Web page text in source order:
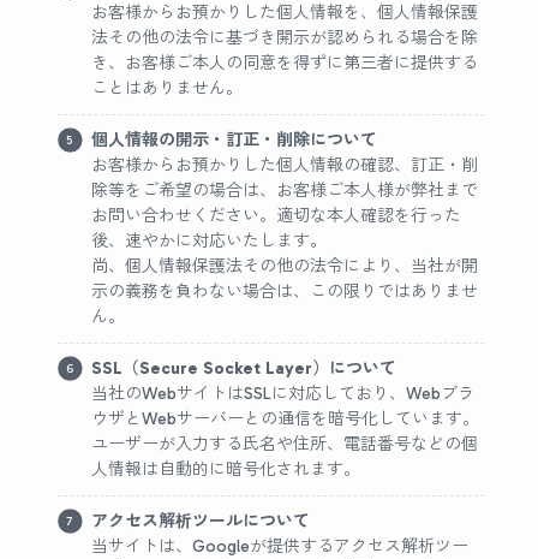
お客様からお預かりした個人情報を、個人情報保護
法その他の法令に基づき開示が認められる場合を除
き、お客様ご本人の同意を得ずに第三者に提供する
ことはありません。
個人情報の開示・訂正・削除について
お客様からお預かりした個人情報の確認、訂正・削
除等をご希望の場合は、お客様ご本人様が弊社まで
お問い合わせください。適切な本人確認を行った
後、速やかに対応いたします。
尚、個人情報保護法その他の法令により、当社が開
示の義務を負わない場合は、この限りではありませ
ん。
SSL（Secure Socket Layer）について
当社のWebサイトはSSLに対応しており、Webブラ
ウザとWebサーバーとの通信を暗号化しています。
ユーザーが入力する氏名や住所、電話番号などの個
人情報は自動的に暗号化されます。
アクセス解析ツールについて
当サイトは、Googleが提供するアクセス解析ツー